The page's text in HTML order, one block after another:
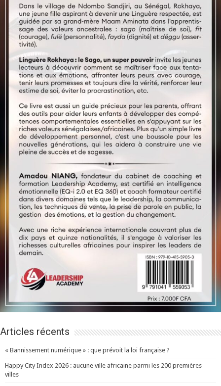
Articles récents
« Bannissement numérique » : que prévoit la loi française ?
Happy City Index 2026 : aucune ville africaine parmi les 200 premières
villes